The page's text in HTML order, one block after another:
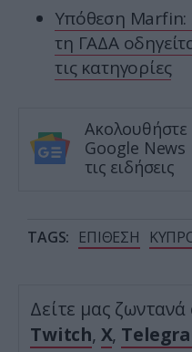
Υπόθεση Marfin:
τη ΓΑΔΑ
τις κατηγορίες
Ακολουθήστε
Google News
τις ειδήσεις
TAGS: ΕΠΙΘΕΣΗ
Δείτε μας ζωντανά
Twitch, X,